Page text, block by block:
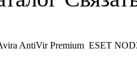
AntiVir Premium ESET